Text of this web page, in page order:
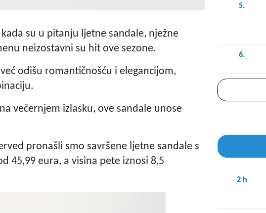
kada su u pitanju ljetne sandale, nježne
neizostavni su hit ove sezone.
odišu romantičnošću i elegancijom,
večernjem izlasku, ove sandale unose
pronašli smo savršene ljetne sandale s
45,99 eura, a visina pete iznosi 8,5
5.
6.
2 h